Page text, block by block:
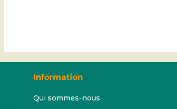
Information
Qui sommes-nous